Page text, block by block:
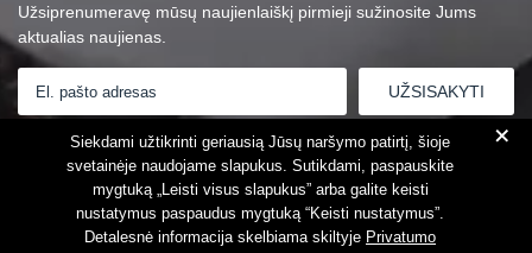
Užsiprenumeravę mūsų naujienlaiškį pirmieji sužinosite Jums
aktualias naujienas.
Susipažinau suPrivatumo politika +
Siekdami užtikrinti geriausią Jūsų naršymo patirtį, šioje
svetainėje naudojame slapukus. Sutikdami, paspauskite
mygtuką „Leisti visus slapukus” arba galite keisti
nustatymus paspaudus mygtuką “Keisti nustatymus”.
Detalesnė informacija skelbiama skiltyje Privatumo